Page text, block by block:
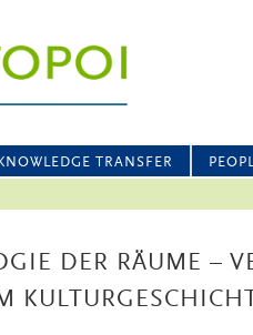
KNOWLEDGE TRANSFER
DER RÄUME –